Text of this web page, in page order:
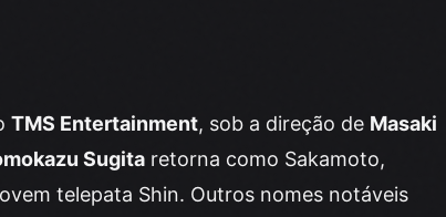
TMS Entertainment, sob a direção de Masaki
Sugita retorna como Sakamoto,
telepata Shin. Outros nomes notáveis